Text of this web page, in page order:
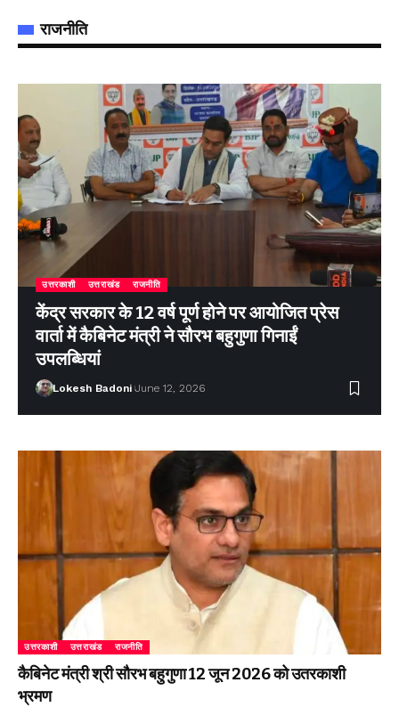
राजनीति
उत्तरकाशी उत्तराखंड राजनीति
केंद्र सरकार के 12 वर्ष पूर्ण होने पर आयोजित प्रेस
वार्ता में कैबिनेट मंत्री ने सौरभ बहुगुणा गिनाईं
उपलब्धियां
Lokesh Badoni June 12, 2026
उत्तरकाशी उत्तराखंड राजनीति
कैबिनेट मंत्री श्री सौरभ बहुगुणा 12 जून 2026 को उतरकाशी
भ्रमण